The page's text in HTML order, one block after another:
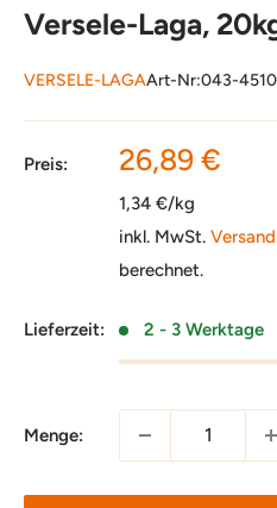
Versele-Laga,
VERSELE-LAGAArt-Nr:043-
Preis: Sonderpreis
26,89 €
1,34 €/kg
inkl. MwSt.
berechnet.
Lieferzeit: 2 - 3 Werktage
Menge: